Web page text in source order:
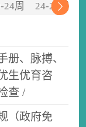
24周 24-28周
册、脉搏、
生优育咨
查 /
（政府免